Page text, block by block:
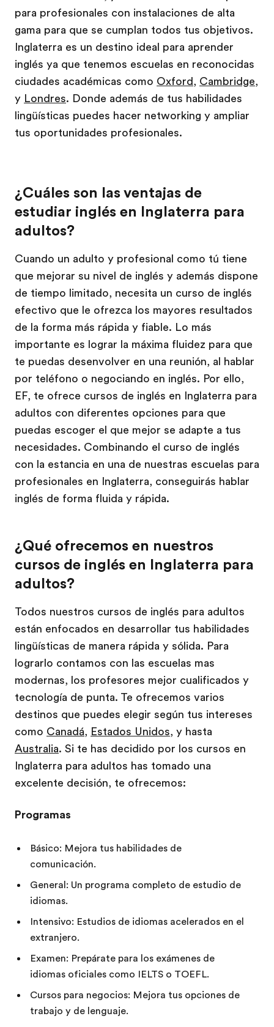
para profesionales con instalaciones de alta
gama para que se cumplan todos tus objetivos.
Inglaterra es un destino ideal para aprender
inglés ya que tenemos escuelas en reconocidas
ciudades académicas como Oxford , Cambridge,
y Londres. Donde además de tus habilidades
lingüísticas puedes hacer networking y ampliar
tus oportunidades profesionales.
¿Cuáles son las ventajas de
estudiar inglés en Inglaterra para
adultos?
Cuando un adulto y profesional como tú tiene
que mejorar su nivel de inglés y además dispone
de tiempo limitado, necesita un curso de inglés
efectivo que le ofrezca los mayores resultados
de la forma más rápida y fiable. Lo más
importante es lograr la máxima fluidez para que
te puedas desenvolver en una reunión, al hablar
por teléfono o negociando en inglés. Por ello,
EF, te ofrece cursos de inglés en Inglaterra para
adultos con diferentes opciones para que
puedas escoger el que mejor se adapte a tus
necesidades. Combinando el curso de inglés
con la estancia en una de nuestras escuelas para
profesionales en Inglaterra, conseguirás hablar
inglés de forma fluida y rápida.
¿Qué ofrecemos en nuestros
cursos de inglés en Inglaterra para
adultos?
Todos nuestros cursos de inglés para adultos
están enfocados en desarrollar tus habilidades
lingüísticas de manera rápida y sólida. Para
lograrlo contamos con las escuelas mas
modernas, los profesores mejor cualificados y
tecnología de punta. Te ofrecemos varios
destinos que puedes elegir según tus intereses
como Canadá, Estados Unidos, y hasta
Australia. Si te has decidido por los cursos en
Inglaterra para adultos has tomado una
excelente decisión, te ofrecemos:
Programas
Básico: Mejora tus habilidades de
comunicación.
General: Un programa completo de estudio de
idiomas.
Intensivo: Estudios de idiomas acelerados en el
extranjero.
Examen: Prepárate para los exámenes de
idiomas oficiales como IELTS o TOEFL.
Cursos para negocios: Mejora tus opciones de
trabajo y de lenguaje.